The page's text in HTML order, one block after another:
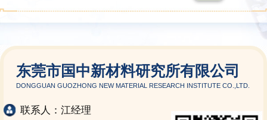
东莞市国中新材料研究所有限公司
DONGGUAN GUOZHONG NEW MATERIAL RESEARCH INSTITUTE CO.,LTD.
联系人：江经理